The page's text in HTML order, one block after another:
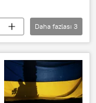
Daha fazlası 3